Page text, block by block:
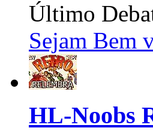
Último
Sejam Bem
HL-Noobs